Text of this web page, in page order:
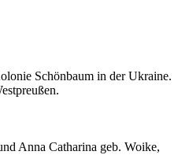
Schönbaum in der Ukraine.
Anna Catharina geb. Woike,